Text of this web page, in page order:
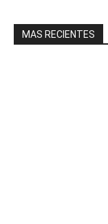
MAS RECIENTES